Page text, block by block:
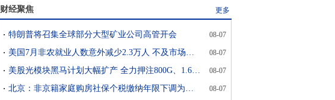
财经聚焦 更多
特朗普将召集全球部分大型矿业公司高管开会 08-07
美国7月非农就业人数意外减少2.3万人 不及市场预期 08-07
美股光模块黑马计划大幅扩产 全力押注800G、1.6Tb产品 08-07
北京：非京籍家庭购房社保个税缴纳年限下调为一年 08-07